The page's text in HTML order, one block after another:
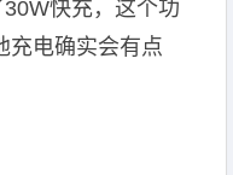
快充，这个功
充电确实会有点